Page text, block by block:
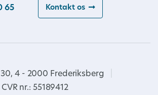
65 Kontakt os
30, 4 - 2000 Frederiksberg
CVR nr.: 55189412